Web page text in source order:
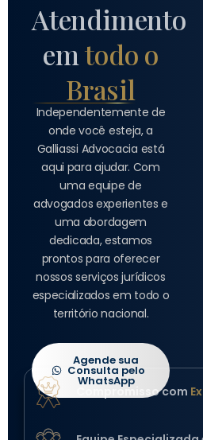
Atendimento
emtodo o
Brasil
Independentemente de
onde você esteja, a
Galliassi Advocacia está
aqui para ajudar. Com
uma equipe de
advogados experientes e
uma abordagem
dedicada, estamos
prontos para oferecer
nossos serviços jurídicos
especializados em todo o
território nacional.
Agende sua
Consulta pelo
WhatsApp
Compromisso com